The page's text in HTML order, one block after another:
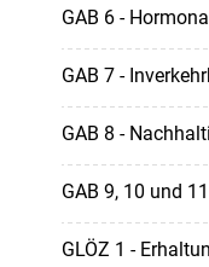
GAB 6 -
GAB 7 -
GAB 8 -
GAB 9, 10 und
GLÖZ 1 -